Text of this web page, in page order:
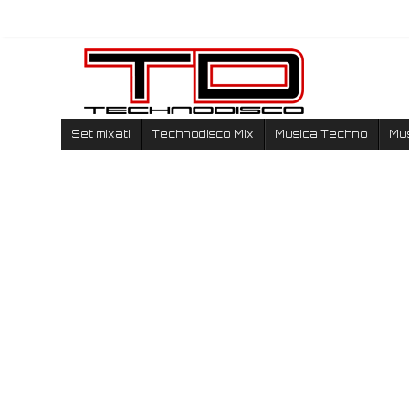
Set mixati Technodisco Mix Musica Techno